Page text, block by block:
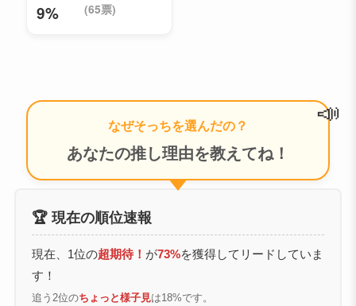
9% (65票)
なぜそっちを選んだの？
あなたの推し理由を教えてね！
📣
🏆 現在の順位速報
現在、1位の超期待！ が73%を獲得してリードしていま
す！
追う2位のちょっと様子見は18%です。